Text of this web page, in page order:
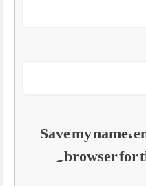
Save my name,
browser for